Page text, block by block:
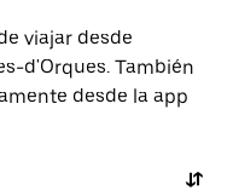
viajar desde
d'Orques. También
desde la app